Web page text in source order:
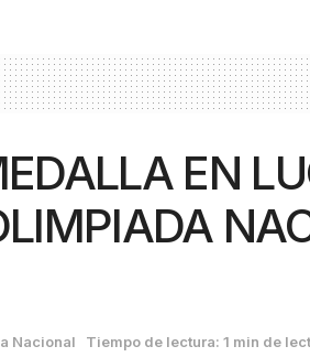
EN
Nacional Tiempo de lectura: 1 min de